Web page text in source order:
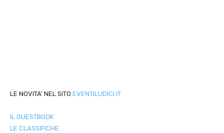
LE NOVITA’ NEL SITO EVENTILUDICI.IT
IL GUESTBOOK
LE CLASSIFICHE